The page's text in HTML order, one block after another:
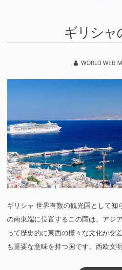
ギリシャ
WORLD WEB
ギリシャ 世界有数の観光国として知
の南東端に位置するこの国は、アジ
って歴史的に東西の様々な文化が交
も重要な意味を持つ国です。西欧文